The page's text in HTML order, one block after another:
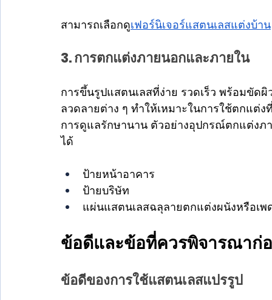
สามารถเลือกดูเฟอร์นิเจอร์แสตนเลสแต่งบ้าน
3. การตกแต่งภายนอกและภายใน
การขึ้นรูปแสตนเลสที่ง่าย รวดเร็ว พร้อมขัด
ลวดลายต่าง ๆ ทำให้เหมาะในการใช้ตกแต่
การดูแลรักษานาน ตัวอย่างอุปกรณ์ตกแต่งภ
ได้
ป้ายหน้าอาคาร
ป้ายบริษัท
แผ่นแสตนเลสฉลุลายตกแต่งผนังหรือเพ
ข้อดีและข้อที่ควรพิจารณาก่
ข้อดีของการใช้แสตนเลสแปรรูป